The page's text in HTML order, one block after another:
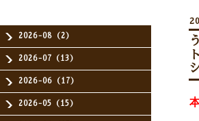
2026-08（2）
2026-07（13）
2026-06（17）
2026-05（15）